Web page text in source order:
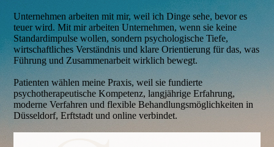
Unternehmen arbeiten mit mir, weil ich Dinge sehe, bevor es
teuer wird. Mit mir arbeiten Unternehmen, wenn sie keine
Standardimpulse wollen, sondern psychologische Tiefe,
wirtschaftliches Verständnis und klare Orientierung für das, was
Führung und Zusammenarbeit wirklich bewegt.
Patienten wählen meine Praxis, weil sie fundierte
psychotherapeutische Kompetenz, langjährige Erfahrung,
moderne Verfahren und flexible Behandlungsmöglichkeiten in
Düsseldorf, Erftstadt und online verbindet.